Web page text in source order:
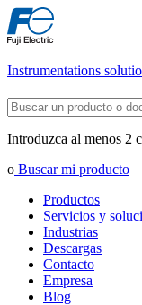
Instrumentations
Introduzca al menos 2
o Buscar mi producto
Productos
Servicios y
Industrias
Descargas
Contacto
Empresa
Blog